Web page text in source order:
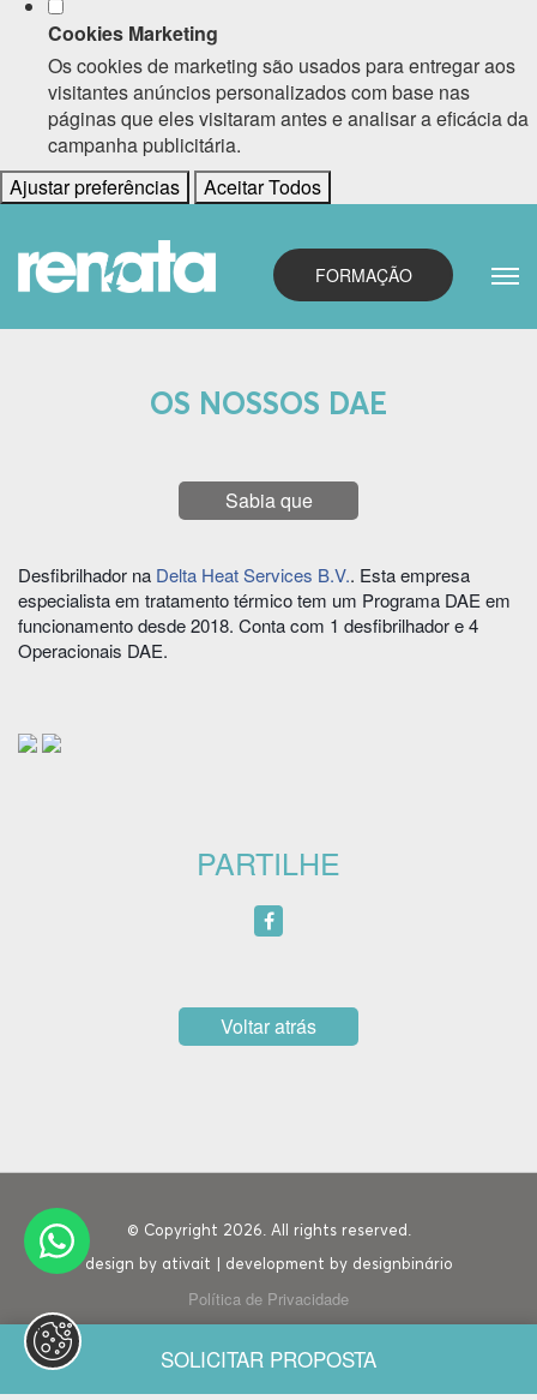
Cookies Marketing
Os cookies de marketing são usados para entregar aos
visitantes anúncios personalizados com base nas
páginas que eles visitaram antes e analisar a eficácia da
campanha publicitária.
Ajustar preferências
Aceitar Todos
SOLICITAR PROPOSTA
FORMAÇÃO
OS NOSSOS DAE
Sabia que
Desfibrilhador na Delta Heat Services B.V.. Esta empresa
especialista em tratamento térmico tem um Programa DAE em
funcionamento desde 2018. Conta com 1 desfibrilhador e 4
Operacionais DAE.
PARTILHE
Voltar atrás
© Copyright 2026. All rights reserved.
design by ativait | development by designbinário
Política de Privacidade